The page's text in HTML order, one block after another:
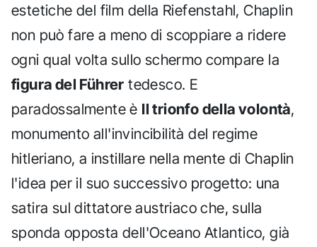
estetiche del film della Riefenstahl, Chaplin
non può fare a meno di scoppiare a ridere
ogni qual volta sullo schermo compare la
figura del Führer tedesco. E
paradossalmente è Il trionfo della volontà,
monumento all'invincibilità del regime
hitleriano, a instillare nella mente di Chaplin
l'idea per il suo successivo progetto: una
satira sul dittatore austriaco che, sulla
sponda opposta dell'Oceano Atlantico, già